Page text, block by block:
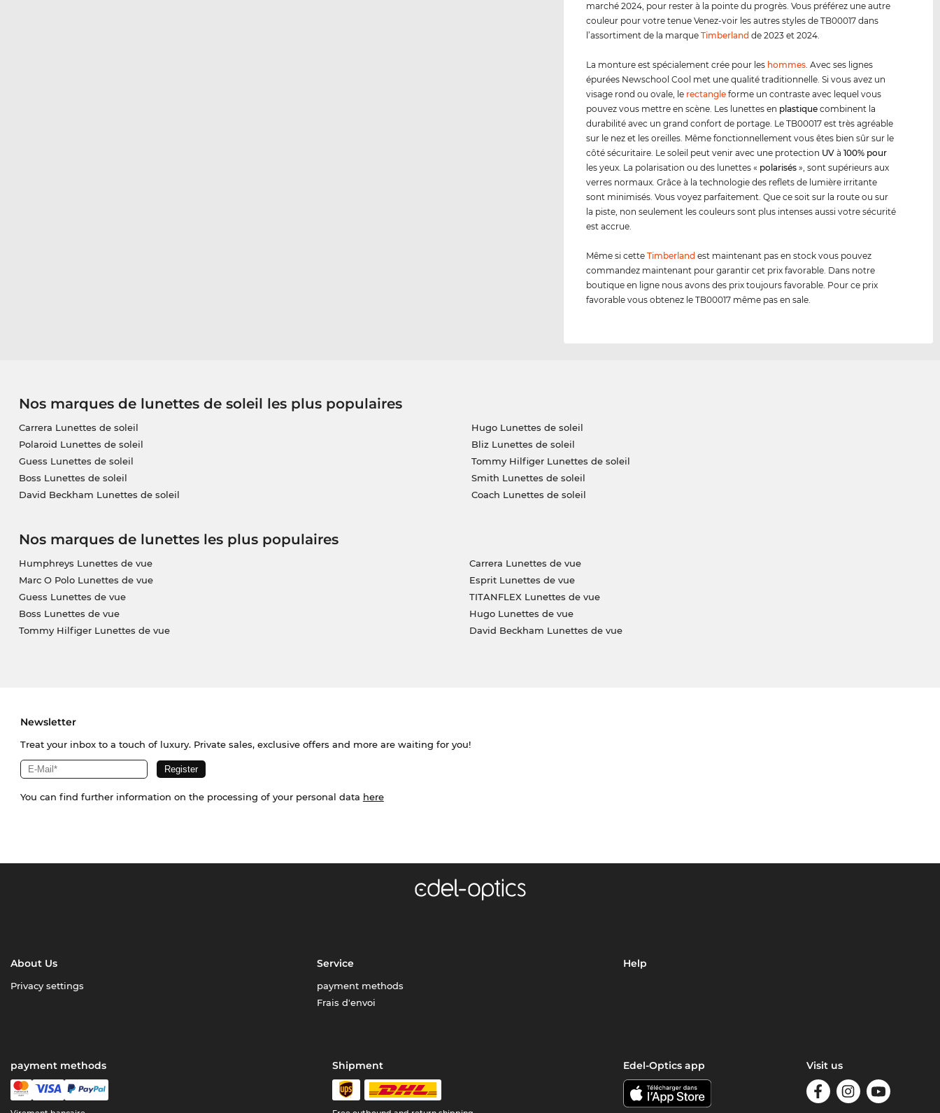
marché 2024, pour rester à la pointe du progrès. Vous préférez une autre
couleur pour votre tenue Venez-voir les autres styles de TB00017 dans
l’assortiment de la marqueTimberland de 2023 et 2024.
La monture est spécialement crée pour les hommes. Avec ses lignes
épurées Newschool Cool met une qualité traditionnelle. Si vous avez un
visage rond ou ovale, le rectangle forme un contraste avec lequel vous
pouvez vous mettre en scène. Les lunettes en plastique combinent la
durabilité avec un grand confort de portage. Le TB00017 est très agréable
sur le nez et les oreilles. Même fonctionnellement vous êtes bien sûr sur le
côté sécuritaire. Le soleil peut venir avec une protection UV à100% pour
les yeux. La polarisation ou des lunettes « polarisés », sont supérieurs aux
verres normaux. Grâce à la technologie des reflets de lumière irritante
sont minimisés. Vous voyez parfaitement. Que ce soit sur la route ou sur
la piste, non seulement les couleurs sont plus intenses aussi votre sécurité
est accrue.
Même si cetteTimberland est maintenant pas en stock vous pouvez
commandez maintenant pour garantir cet prix favorable. Dans notre
boutique en ligne nous avons des prix toujours favorable. Pour ce prix
favorable vous obtenez le TB00017 même pas en sale.
Nos marques de lunettes de soleil les plus populaires
Carrera Lunettes de soleil
Polaroid Lunettes de soleil
Guess Lunettes de soleil
Boss Lunettes de soleil
David Beckham Lunettes de soleil
Hugo Lunettes de soleil
Bliz Lunettes de soleil
Tommy Hilfiger Lunettes de soleil
Smith Lunettes de soleil
Coach Lunettes de soleil
Nos marques de lunettes les plus populaires
Humphreys Lunettes de vue
Marc O Polo Lunettes de vue
Guess Lunettes de vue
Boss Lunettes de vue
Tommy Hilfiger Lunettes de vue
Carrera Lunettes de vue
Esprit Lunettes de vue
TITANFLEX Lunettes de vue
Hugo Lunettes de vue
David Beckham Lunettes de vue
Newsletter
Treat your inbox to a touch of luxury. Private sales, exclusive offers and more are waiting for you!
You can find further information on the processing of your personal data here
About Us
Privacy settings
Service
payment methods
Frais d'envoi
Help
payment methods Shipment Edel-Optics app Visit us